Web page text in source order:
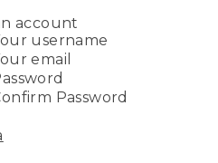
account
username
email
Password